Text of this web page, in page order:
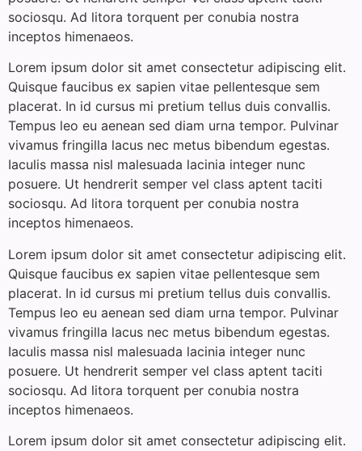
sociosqu. Ad litora torquent per conubia nostra
inceptos himenaeos.
Lorem ipsum dolor sit amet consectetur adipiscing elit.
Quisque faucibus ex sapien vitae pellentesque sem
placerat. In id cursus mi pretium tellus duis convallis.
Tempus leo eu aenean sed diam urna tempor. Pulvinar
vivamus fringilla lacus nec metus bibendum egestas.
Iaculis massa nisl malesuada lacinia integer nunc
posuere. Ut hendrerit semper vel class aptent taciti
sociosqu. Ad litora torquent per conubia nostra
inceptos himenaeos.
Lorem ipsum dolor sit amet consectetur adipiscing elit.
Quisque faucibus ex sapien vitae pellentesque sem
placerat. In id cursus mi pretium tellus duis convallis.
Tempus leo eu aenean sed diam urna tempor. Pulvinar
vivamus fringilla lacus nec metus bibendum egestas.
Iaculis massa nisl malesuada lacinia integer nunc
posuere. Ut hendrerit semper vel class aptent taciti
sociosqu. Ad litora torquent per conubia nostra
inceptos himenaeos.
Lorem ipsum dolor sit amet consectetur adipiscing elit.